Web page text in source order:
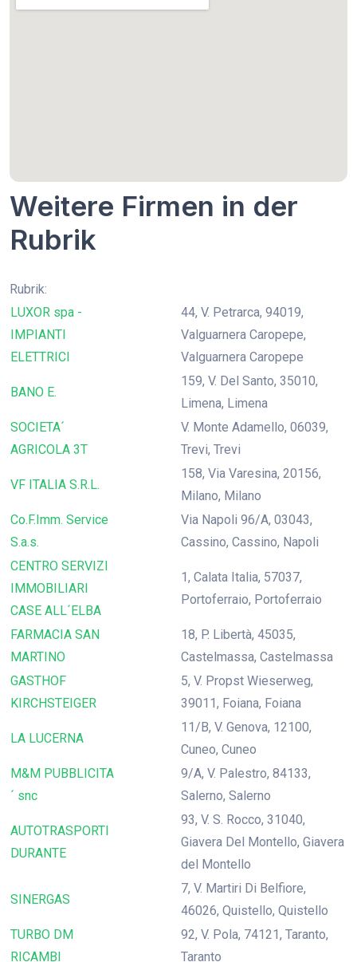
Weitere Firmen in der
Rubrik
Rubrik:
LUXOR spa -
IMPIANTI
ELETTRICI
44, V. Petrarca, 94019,
Valguarnera Caropepe,
Valguarnera Caropepe
BANO E.
159, V. Del Santo, 35010,
Limena, Limena
SOCIETA´
AGRICOLA 3T
V. Monte Adamello, 06039,
Trevi, Trevi
VF ITALIA S.R.L.
158, Via Varesina, 20156,
Milano, Milano
Co.F.Imm. Service
S.a.s.
Via Napoli 96/A, 03043,
Cassino, Cassino, Napoli
CENTRO SERVIZI
IMMOBILIARI
CASE ALL´ELBA
1, Calata Italia, 57037,
Portoferraio, Portoferraio
FARMACIA SAN
MARTINO
18, P. Libertà, 45035,
Castelmassa, Castelmassa
GASTHOF
KIRCHSTEIGER
5, V. Propst Wieserweg,
39011, Foiana, Foiana
LA LUCERNA
11/B, V. Genova, 12100,
Cuneo, Cuneo
M&M PUBBLICITA
´ snc
9/A, V. Palestro, 84133,
Salerno, Salerno
AUTOTRASPORTI
DURANTE
93, V. S. Rocco, 31040,
Giavera Del Montello, Giavera
del Montello
SINERGAS
7, V. Martiri Di Belfiore,
46026, Quistello, Quistello
TURBO DM
RICAMBI
92, V. Pola, 74121, Taranto,
Taranto